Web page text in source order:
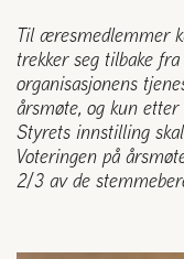
Lover og regler
Plassering av
Til æresmedlemmer
trekker seg tilbake
organisasjonens
årsmøte, og kun
Styrets innstilling
Voteringen på
2/3 av de